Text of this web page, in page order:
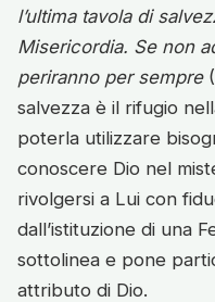
l’ultima tavola di
Misericordia. Se non
periranno per sempre
salvezza è il rifugio
poterla utilizzare
conoscere Dio nel
rivolgersi a Lui con
dall’istituzione di una
sottolinea e pone
attributo di Dio.